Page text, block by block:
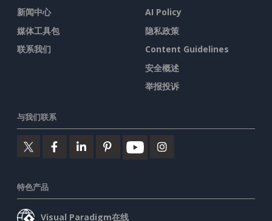
新闻中心
媒体工具包
联系我们
AI Policy
隐私政策
Content Guidelines
安全概述
举报投诉
与我们联系
特色产品
Visual Paradigm在线